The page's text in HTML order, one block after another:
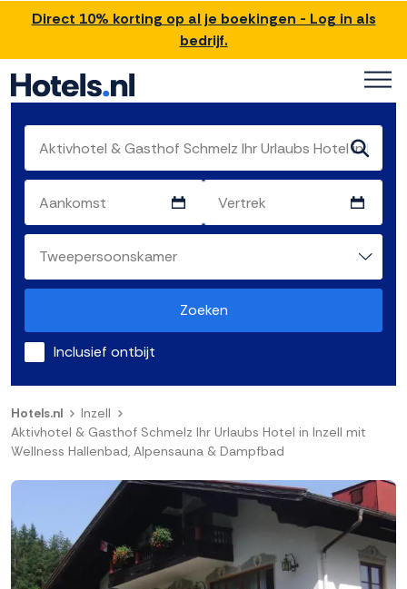
Direct 10% korting op al je boekingen - Log in als
bedrijf.
Zoeken
Inclusief ontbijt
Hotels.nl
Inzell
Aktivhotel & Gasthof Schmelz Ihr Urlaubs Hotel in Inzell mit
Wellness Hallenbad, Alpensauna & Dampfbad